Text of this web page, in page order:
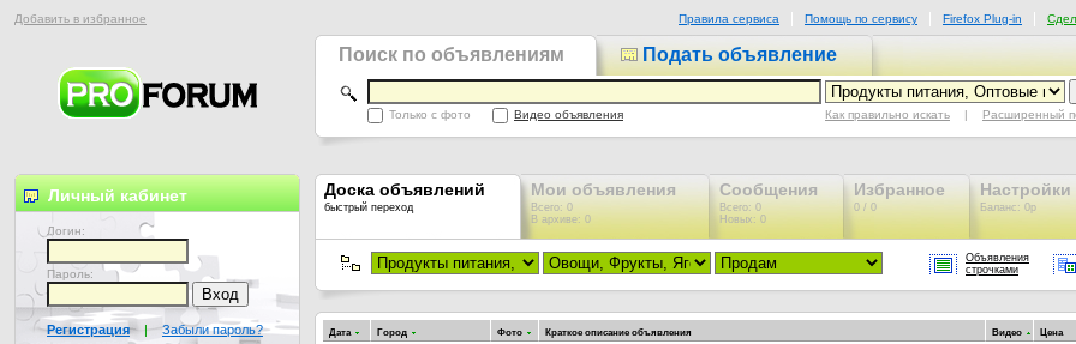
Добавить в избранное Правила сервиса Помощь по сервису Firefox Plug-in
Поиск по объявлениям Подать объявление
Только с фото Видео объявления Как правильно искать | Расширенный
Доска объявлений
быстрый переход
Мои объявления
Всего: 0
В архиве: 0
Сообщения
Всего: 0
Новых: 0
Избранное
0 / 0
Настройки
Баланс: 0р
Объявления
строчками
Дата Город Фото Краткое описание объявления Видео Цена
Личный кабинет
Логин:
Пароль:
Регистрация | Забыли пароль?